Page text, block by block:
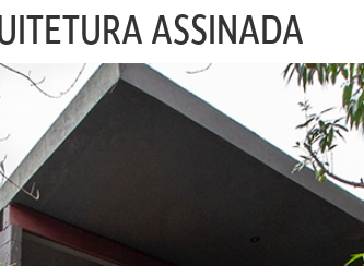
ASSINADA